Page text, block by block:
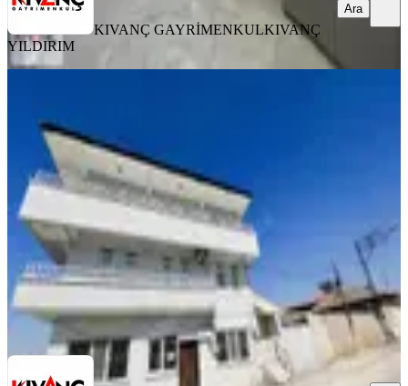
KIVANÇ GAYRİMENKULKIVANÇ
YILDIRIM
Ara
Yeşilyurt, Yeşilkaynak Mahallesi
3+1· 130 m²·Düz Giriş (Zemin)
16.000 ₺
KIVANÇ GAYRİMENKUL KIVANÇ YILDIRIM